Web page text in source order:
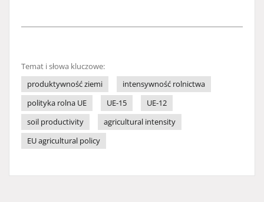
Temat i słowa kluczowe:
produktywność ziemi
intensywność rolnictwa
polityka rolna UE
UE-15
UE-12
soil productivity
agricultural intensity
EU agricultural policy